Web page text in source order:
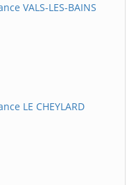
VALS-LES-BAINS
LE CHEYLARD